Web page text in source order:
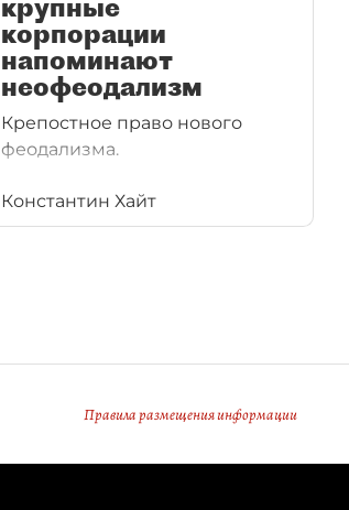
крупные
корпорации
напоминают
неофеодализм
Крепостное право нового
феодализма.
Константин Хайт
Правила размещения информации